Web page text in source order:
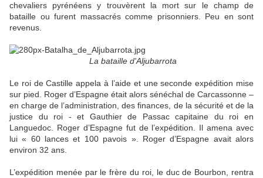
chevaliers pyrénéens y trouvèrent la mort sur le champ de
bataille ou furent massacrés comme prisonniers. Peu en sont
revenus.
La bataille d'Aljubarrota
Le roi de Castille appela à l’aide et une seconde expédition mise
sur pied. Roger d’Espagne était alors sénéchal de Carcassonne –
en charge de l’administration, des finances, de la sécurité et de la
justice du roi - et Gauthier de Passac capitaine du roi en
Languedoc. Roger d’Espagne fut de l’expédition. Il amena avec
lui « 60 lances et 100 pavois ». Roger d’Espagne avait alors
environ 32 ans.
L’expédition menée par le frère du roi, le duc de Bourbon, rentra